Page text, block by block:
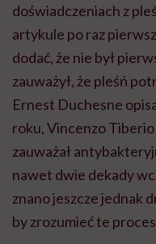
doświadczeniach z
artykule po raz
dodać, że nie był
zauważył, że pleśń
Ernest Duchesne
roku, Vincenzo
zauważał
nawet dwie dekady
znano jeszcze jednak
by zrozumieć te